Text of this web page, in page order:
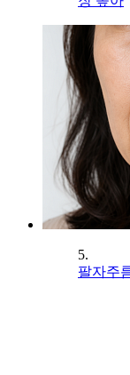
5.
팔자주